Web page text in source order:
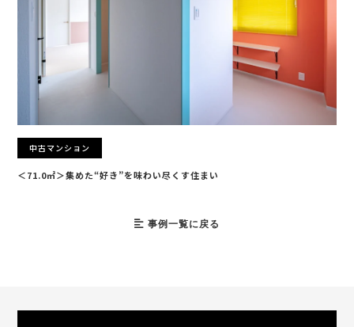
中古マンション
＜71.0㎡＞集めた“好き”を味わい尽くす住まい
事例一覧に戻る